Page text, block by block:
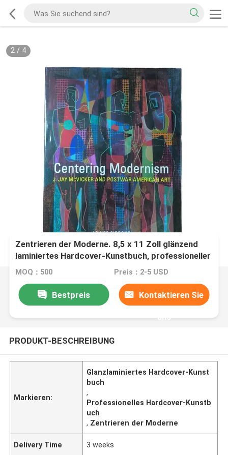
2/ 4
Zentrieren der Moderne. 8,5 x 11 Zoll glänzend
laminiertes Hardcover-Kunstbuch, professioneller
4C/4C Offset-Druck.
MOQ：500 Preis：2-5 USD
Bestpreis Kontaktieren Sie
uns
PRODUKT-BESCHREIBUNG
Markieren:
Glanzlaminiertes Hardcover-Kunst
buch
,
Professionelles Hardcover-Kunstb
uch
, Zentrieren der Moderne
Delivery Time 3 weeks